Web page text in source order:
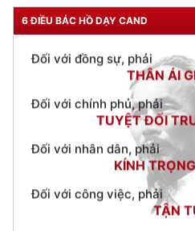
6 ĐIỀU BÁC HỒ DẠY CANDTHÂN ÁI
TUYỆT ĐỐI
Đối với nhân dân, phải
KÍNH TRỌNG
Đối với công việc, phải
TẬN
CƯƠNG QUYẾT,